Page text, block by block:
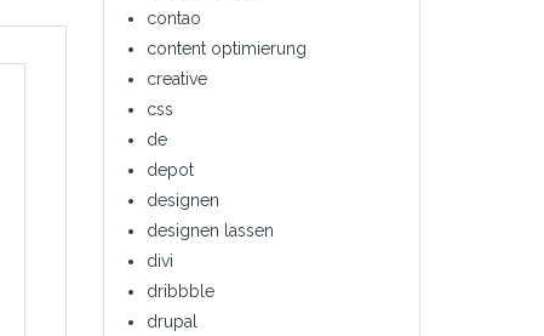
contao
content optimierung
creative
css
de
depot
designen
designen lassen
divi
dribbble
drupal